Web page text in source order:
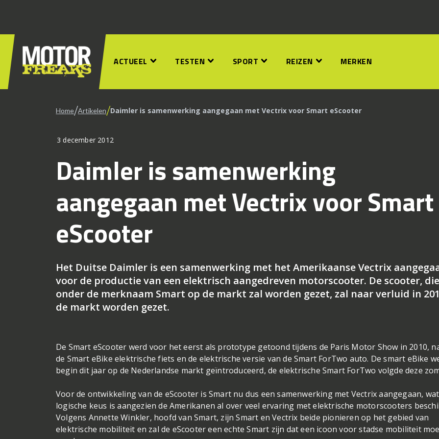
ACTUEEL TESTEN SPORT REIZEN MERKEN
Home/Artikelen/Daimler is samenwerking aangegaan met Vectrix voor Smart eScooter
3 december 2012
Daimler is samenwerking
aangegaan met Vectrix voor Smart
eScooter
Het Duitse Daimler is een samenwerking met het Amerikaanse Vectrix
voor de productie van een elektrisch aangedreven motorscooter. De scooter, die
onder de merknaam Smart op de markt zal worden gezet, zal naar verluid in
de markt worden gezet.
De Smart eScooter werd voor het eerst als prototype getoond tijdens de Paris Motor Show in 2010,
de Smart eBike elektrische fiets en de elektrische versie van de Smart ForTwo auto. De smart eBike
begin dit jaar op de Nederlandse markt geïntroduceerd, de elektrische Smart ForTwo volgde deze
Voor de ontwikkeling van de eScooter is Smart nu dus een samenwerking met Vectrix aangegaan,
logische keus is aangezien de Amerikanen al over veel ervaring met elektrische motorscooters
Volgens Annette Winkler, hoofd van Smart, zijn Smart en Vectrix beide pionieren op het gebied van
elektrische mobiliteit en zal de eScooter een echte Smart zijn dat een icoon voor stadse mobiliteit